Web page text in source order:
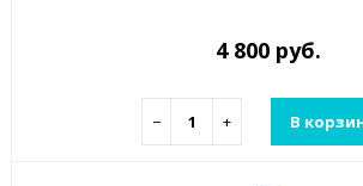
4 800 руб.
− + В